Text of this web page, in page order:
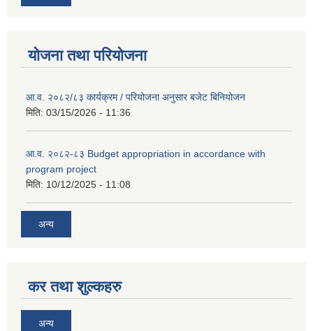
योजना तथा परियोजना
आ.व. २०८२/८३ कार्यक्रम / परियोजना अनुसार बजेट बिनियोजन
मिति: 03/15/2026 - 11:36
आ.व. २०८२-८३ Budget appropriation in accordance with
program project
मिति: 10/12/2025 - 11:08
अन्य
कर तथा शुल्कहरु
अन्य